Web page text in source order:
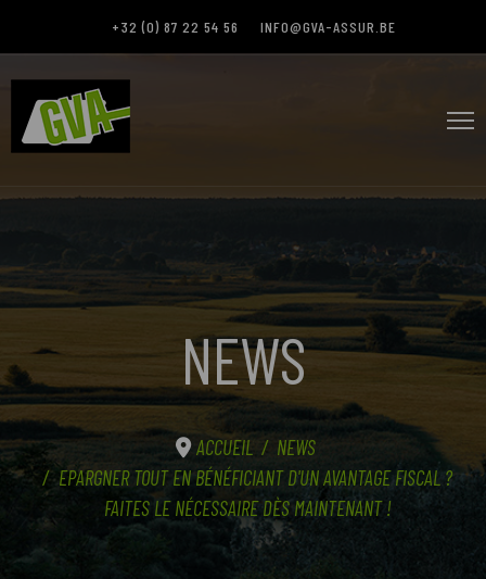
+32 (0) 87 22 54 56 INFO@GVA-ASSUR.BE
NEWS
ACCUEIL
NEWS
EPARGNER TOUT EN BÉNÉFICIANT D'UN AVANTAGE FISCAL ?
FAITES LE NÉCESSAIRE DÈS MAINTENANT !